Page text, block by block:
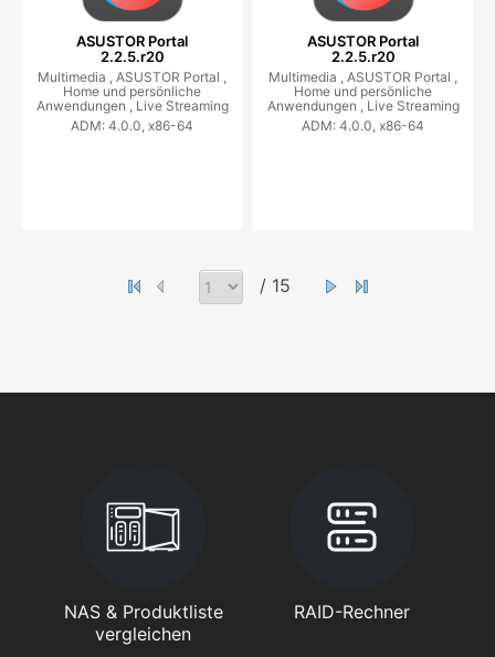
ASUSTOR Portal
2.2.5.r20
Multimedia , ASUSTOR Portal ,
Home und persönliche
Anwendungen , Live Streaming
ADM: 4.0.0, x86-64
ASUSTOR Portal
2.2.5.r20
Multimedia , ASUSTOR Portal ,
Home und persönliche
Anwendungen , Live Streaming
ADM: 4.0.0, x86-64
/ 15
NAS & Produktliste
vergleichen
RAID-Rechner